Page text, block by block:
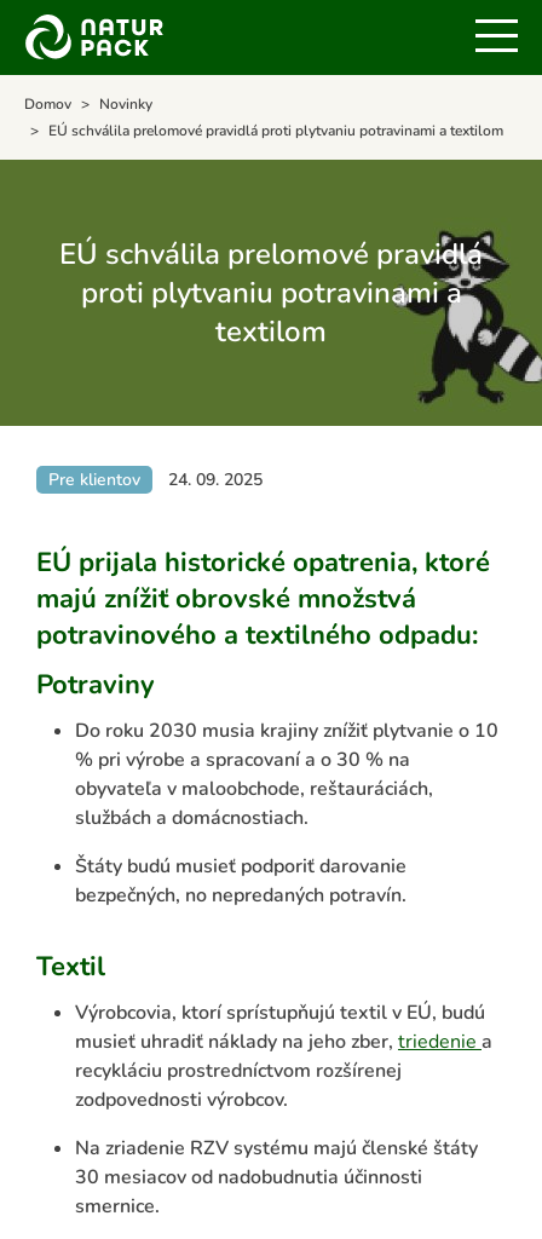
Domov
Novinky
EÚ schválila prelomové pravidlá proti plytvaniu potravinami a textilom
EÚ schválila prelomové pravidlá
proti plytvaniu potravinami a
textilom
Pre klientov 24. 09. 2025
EÚ prijala historické opatrenia, ktoré
majú znížiť obrovské množstvá
potravinového a textilného odpadu:
Potraviny
Do roku 2030 musia krajiny znížiť plytvanie o 10
% pri výrobe a spracovaní a o 30 % na
obyvateľa v maloobchode, reštauráciách,
službách a domácnostiach.
Štáty budú musieť podporiť darovanie
bezpečných, no nepredaných potravín.
Textil
Výrobcovia, ktorí sprístupňujú textil v EÚ, budú
musieť uhradiť náklady na jeho zber, triedenie a
recykláciu prostredníctvom rozšírenej
zodpovednosti výrobcov.
Na zriadenie RZV systému majú členské štáty
30 mesiacov od nadobudnutia účinnosti
smernice.